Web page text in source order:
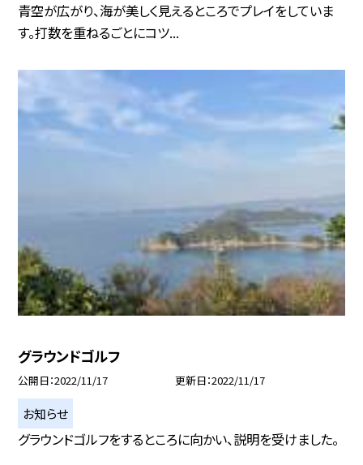
青空が広がり、海が美しく見えるところでプレイをしていま
す。打数を重ねるごとにコツ...
グラウンドゴルフ
公開日 2022/11/17 更新日 2022/11/17
お知らせ
グラウンドゴルフをするところに向かい、説明を受けました。